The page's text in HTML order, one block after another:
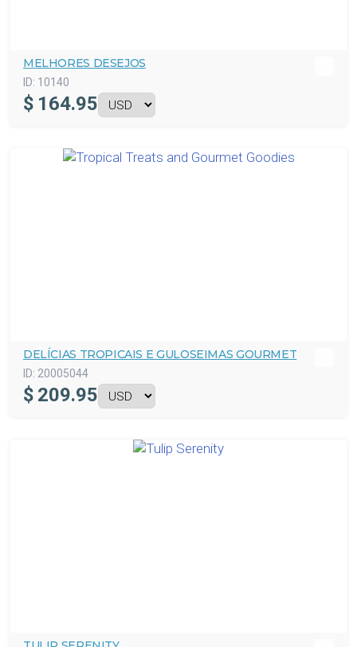
MELHORES DESEJOS
ID: 10140
$ 164.95
DELÍCIAS TROPICAIS E GULOSEIMAS GOURMET
ID: 20005044
$ 209.95